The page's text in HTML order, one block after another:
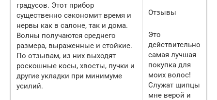
градусов. Этот прибор
существенно сэкономит время и
нервы как в салоне, так и дома.
Волны получаются среднего
размера, выраженные и стойкие.
По отзывам, из них выходят
роскошные косы, хвосты, пучки и
другие укладки при минимуме
усилий.
Отзывы
Это
действительно
самая лучшая
покупка для
моих волос!
Служат щипцы
мне верой и